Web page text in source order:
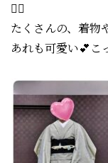
🙋‍♀️
たくさんの、着物
あれも可愛い💕こ